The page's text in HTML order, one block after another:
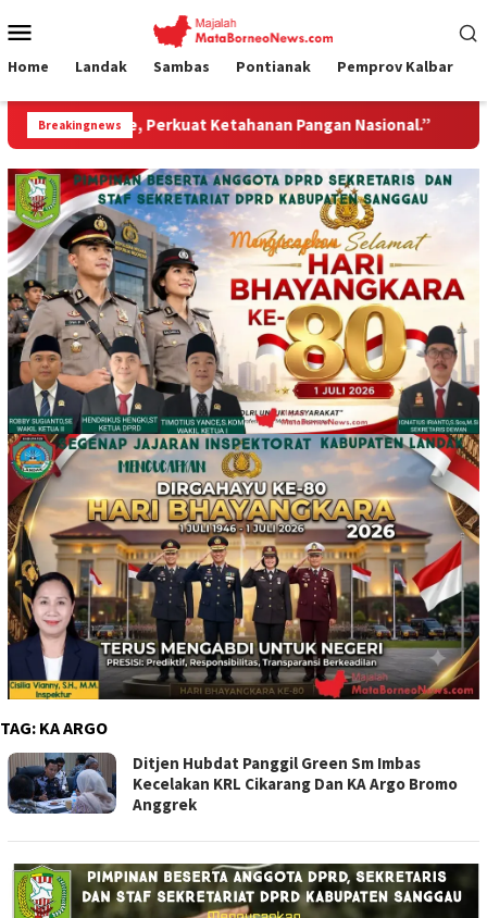
ke
Mobile
Home Landak Sambas Pontianak Pemprov Kalbar
Breakingnews
Ketahanan Pangan Nasional.” Jembatan Gantung
TAG: KA ARGO
Ditjen Hubdat Panggil Green Sm Imbas
Kecelakan KRL Cikarang Dan KA Argo Bromo
Anggrek